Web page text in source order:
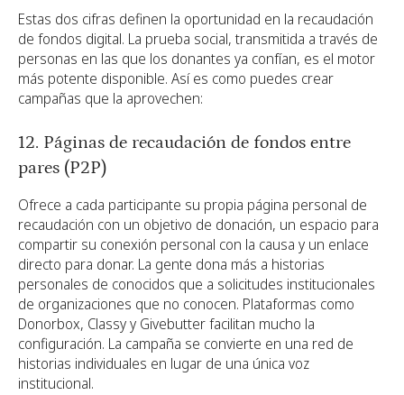
Estas dos cifras definen la oportunidad en la recaudación
de fondos digital. La prueba social, transmitida a través de
personas en las que los donantes ya confían, es el motor
más potente disponible. Así es como puedes crear
campañas que la aprovechen:
12. Páginas de recaudación de fondos entre
pares (P2P)
Ofrece a cada participante su propia página personal de
recaudación con un objetivo de donación, un espacio para
compartir su conexión personal con la causa y un enlace
directo para donar. La gente dona más a historias
personales de conocidos que a solicitudes institucionales
de organizaciones que no conocen. Plataformas como
Donorbox, Classy y Givebutter facilitan mucho la
configuración. La campaña se convierte en una red de
historias individuales en lugar de una única voz
institucional.